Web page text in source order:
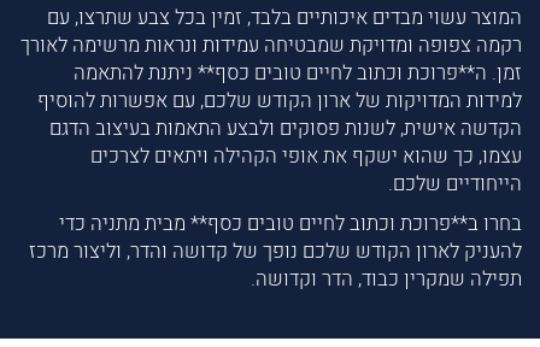
המוצר עשוי מבדים איכותיים בלבד, זמין בכל צבע שתרצו, עם
רקמה צפופה ומדויקת שמבטיחה עמידות ונראות מרשימה לאורך
זמן. ה**פרוכת וכתוב לחיים טובים כסף** ניתנת להתאמה
למידות המדויקות של ארון הקודש שלכם, עם אפשרות להוסיף
הקדשה אישית, לשנות פסוקים ולבצע התאמות בעיצוב הדגם
עצמו, כך שהוא ישקף את אופי הקהילה ויתאים לצרכים
הייחודיים שלכם.
בחרו ב**פרוכת וכתוב לחיים טובים כסף** מבית מתניה כדי
להעניק לארון הקודש שלכם נופך של קדושה והדר, וליצור מרכז
תפילה שמקרין כבוד, הדר וקדושה.